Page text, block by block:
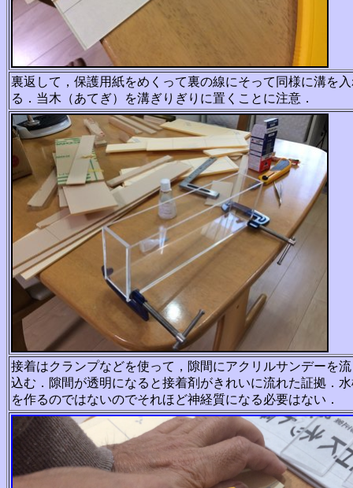
裏返して，保護用紙をめくって裏の線にそって同様に溝を
る．当木（あてぎ）を溝ぎりぎりに置くことに注意．
接着はクランプなどを使って，隙間にアクリルサンデーを
込む．隙間が透明になると接着剤がきれいに流れた証拠．
を作るのではないのでそれほど神経質になる必要はない．